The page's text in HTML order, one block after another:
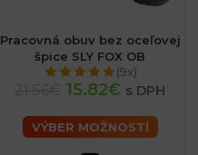
Pracovná obuv bez oceľovej
špice SLY FOX OB
(9x)
15.82€ s DPH
VÝBER MOŽNOSTÍ